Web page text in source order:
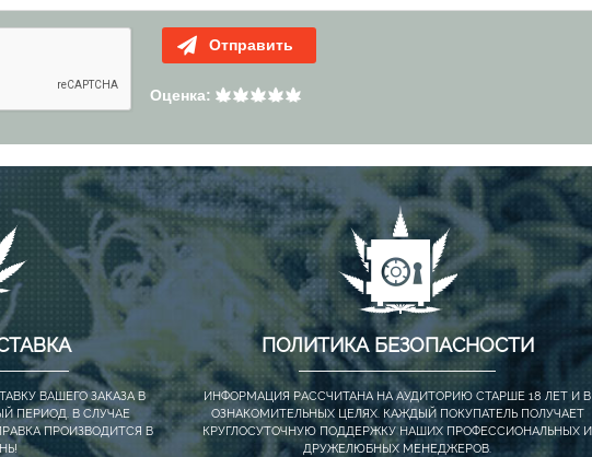
Отправить
Оценка:
ВАШЕГО ЗАКАЗА В
ПЕРИОД. В СЛУЧАЕ
ПРОИЗВОДИТСЯ В
ПОЛИТИКА БЕЗОПАСНОСТИ
ИНФОРМАЦИЯ РАССЧИТАНА НА АУДИТОРИЮ СТАРШЕ 18 ЛЕТ И В
ОЗНАКОМИТЕЛЬНЫХ ЦЕЛЯХ. КАЖДЫЙ ПОКУПАТЕЛЬ ПОЛУЧАЕТ
КРУГЛОСУТОЧНУЮ ПОДДЕРЖКУ НАШИХ ПРОФЕССИОНАЛЬНЫХ И
ДРУЖЕЛЮБНЫХ МЕНЕДЖЕРОВ.